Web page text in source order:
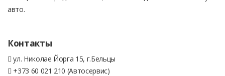
авто.
Контакты
ул. Николае Йорга 15, г.Бельцы
+373 60 021 210 (Автосервис)